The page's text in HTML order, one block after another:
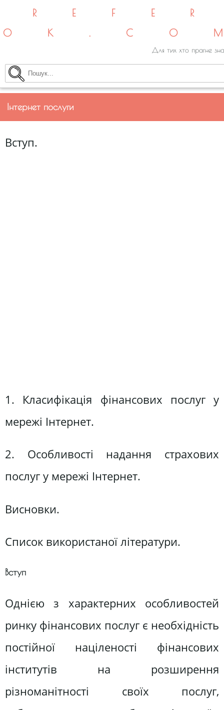
Для тих хто прагне
Інтернет послуги
Вступ.
1. Класифікація фінансових послуг у
мережі Інтернет.
2. Особливості надання страхових
послуг у мережі Інтернет.
Висновки.
Список використаної літератури.
Вступ
Однією з характерних особливостей
ринку фінансових послуг є необхідність
постійної націленості фінансових
інститутів на розширення
різноманітності своїх послуг,